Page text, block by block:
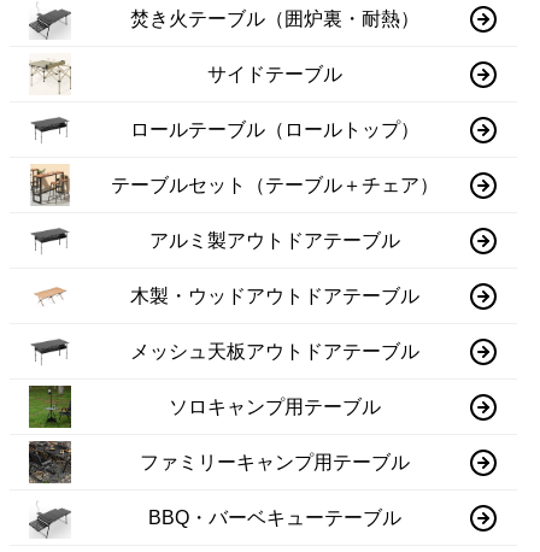
焚き火テーブル（囲炉裏・耐熱）
サイドテーブル
ロールテーブル（ロールトップ）
テーブルセット（テーブル＋チェア）
アルミ製アウトドアテーブル
木製・ウッドアウトドアテーブル
メッシュ天板アウトドアテーブル
ソロキャンプ用テーブル
ファミリーキャンプ用テーブル
BBQ・バーベキューテーブル